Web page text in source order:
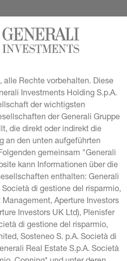
Rechte vorbehalten. Diese
Investments Holding S.p.A.
der wichtigsten
der Generali Gruppe
die direkt oder indirekt die
an den unten aufgeführten
gemeinsam "Generali
kann Informationen über die
enthalten: Generali
di gestione del risparmio,
Aperture Investors
Investors UK Ltd), Plenisfer
di gestione del risparmio,
Sosteneo S. p.A. Società di
Real Estate S.p.A. Società